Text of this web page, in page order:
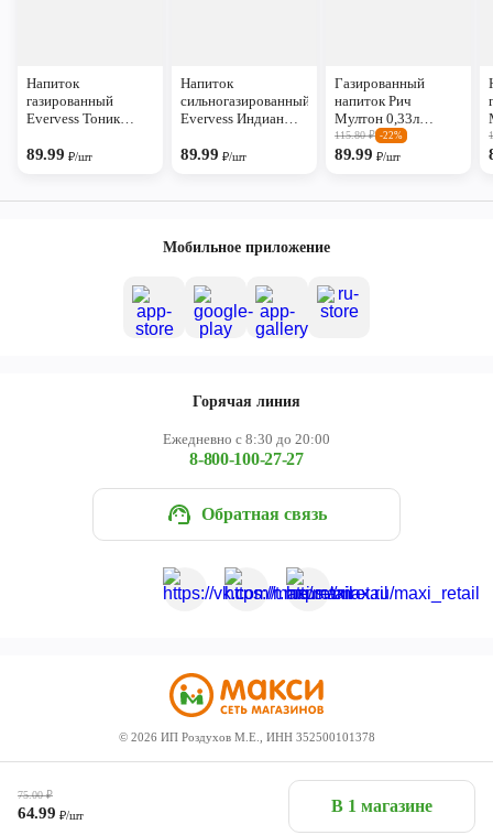
75.00₽
64.99₽/шт В 1 магазине
Напиток
газированный
Evervess Тоник
89.99₽/шт
Напиток
сильногазированный
Evervess Индиан
89.99₽/шт
Газированный
напиток Рич
Мултон 0,33л
биттер лемон
115.80₽ -22%
89.99₽/шт
Мобильное приложение
Горячая линия
Ежедневно с 8:30 до 20:00
8-800-100-27-27
Обратная связь
© 2026 ИП Роздухов М.Е., ИНН 352500101378